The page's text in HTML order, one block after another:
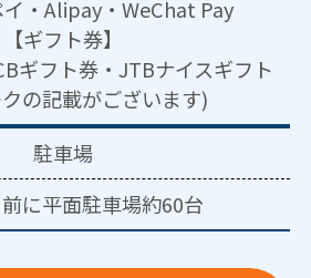
イ・Alipay・WeChat Pay
【ギフト券】
ギフト券・JTBナイスギフト
の記載がございます)
駐車場
に平面駐車場約60台